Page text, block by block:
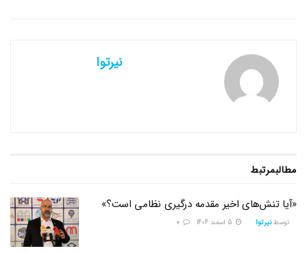
نیرتوا
مطالبمرتبط
«آیا تنش‌های اخیر مقدمه درگیری نظامی است؟»
توسط نیرتوا